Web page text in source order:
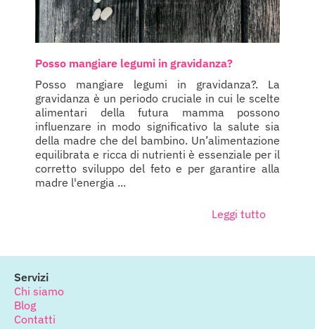
Posso mangiare legumi in gravidanza?
Posso mangiare legumi in gravidanza?. La
gravidanza è un periodo cruciale in cui le scelte
alimentari della futura mamma possono
influenzare in modo significativo la salute sia
della madre che del bambino. Un’alimentazione
equilibrata e ricca di nutrienti è essenziale per il
corretto sviluppo del feto e per garantire alla
madre l'energia ...
Leggi tutto
Servizi
Chi siamo
Blog
Contatti